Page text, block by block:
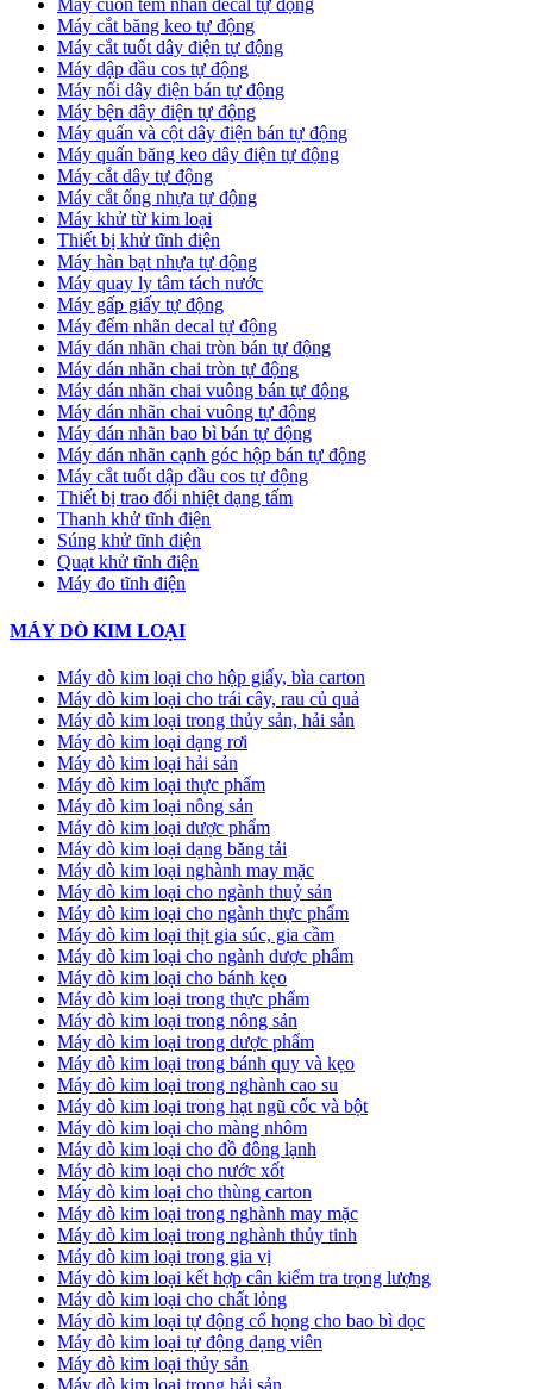
Máy cuốn tem nhãn decal tự động
Máy cắt băng keo tự động
Máy cắt tuốt dây điện tự động
Máy dập đầu cos tự động
Máy nối dây điện bán tự động
Máy bện dây điện tự động
Máy quấn và cột dây điện bán tự động
Máy quấn băng keo dây điện tự động
Máy cắt dây tự động
Máy cắt ống nhựa tự động
Máy khử từ kim loại
Thiết bị khử tĩnh điện
Máy hàn bạt nhựa tự động
Máy quay ly tâm tách nước
Máy gấp giấy tự động
Máy đếm nhãn decal tự động
Máy dán nhãn chai tròn bán tự động
Máy dán nhãn chai tròn tự động
Máy dán nhãn chai vuông bán tự động
Máy dán nhãn chai vuông tự động
Máy dán nhãn bao bì bán tự động
Máy dán nhãn cạnh góc hộp bán tự động
Máy cắt tuốt dập đầu cos tự động
Thiết bị trao đổi nhiệt dạng tấm
Thanh khử tĩnh điện
Súng khử tĩnh điện
Quạt khử tĩnh điện
Máy đo tĩnh điện
MÁY DÒ KIM LOẠI
Máy dò kim loại cho hộp giấy, bìa carton
Máy dò kim loại cho trái cây, rau củ quả
Máy dò kim loại trong thủy sản, hải sản
Máy dò kim loại dạng rơi
Máy dò kim loại hải sản
Máy dò kim loại thực phẩm
Máy dò kim loại nông sản
Máy dò kim loại dược phẩm
Máy dò kim loại dạng băng tải
Máy dò kim loại nghành may mặc
Máy dò kim loại cho ngành thuỷ sản
Máy dò kim loại cho ngành thực phẩm
Máy dò kim loại thịt gia súc, gia cầm
Máy dò kim loại cho ngành dược phẩm
Máy dò kim loại cho bánh kẹo
Máy dò kim loại trong thực phẩm
Máy dò kim loại trong nông sản
Máy dò kim loại trong dược phẩm
Máy dò kim loại trong bánh quy và kẹo
Máy dò kim loại trong nghành cao su
Máy dò kim loại trong hạt ngũ cốc và bột
Máy dò kim loại cho màng nhôm
Máy dò kim loại cho đồ đông lạnh
Máy dò kim loại cho nước xốt
Máy dò kim loại cho thùng carton
Máy dò kim loại trong nghành may mặc
Máy dò kim loại trong nghành thủy tinh
Máy dò kim loại trong gia vị
Máy dò kim loại kết hợp cân kiểm tra trọng lượng
Máy dò kim loại cho chất lỏng
Máy dò kim loại tự động cổ họng cho bao bì dọc
Máy dò kim loại tự động dạng viên
Máy dò kim loại thủy sản
Máy dò kim loại trong hải sản